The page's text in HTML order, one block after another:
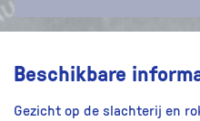
Beschikbare
Gezicht op de slachterij en